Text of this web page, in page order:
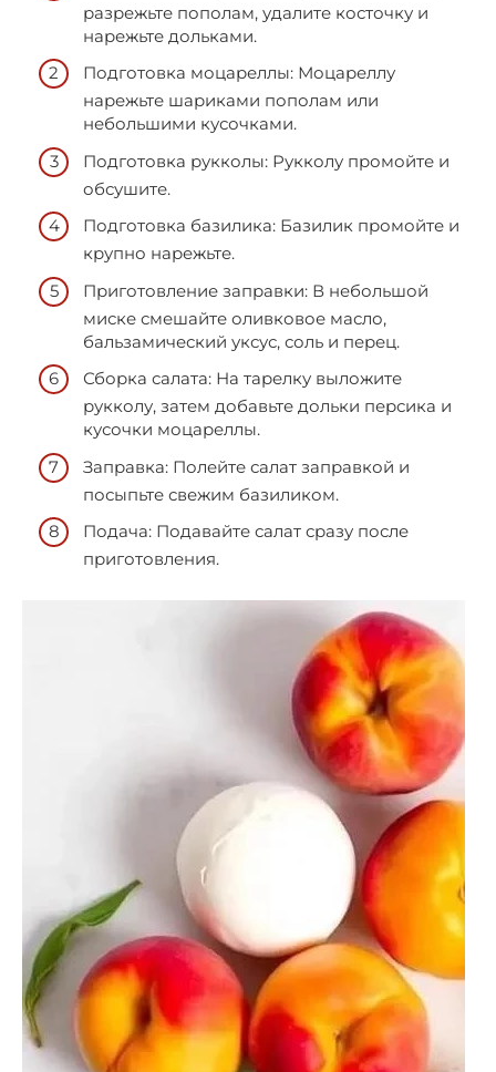
разрежьте пополам, удалите косточку и
нарежьте дольками.
Подготовка моцареллы: Моцареллу
нарежьте шариками пополам или
небольшими кусочками.
Подготовка рукколы: Рукколу промойте и
обсушите.
Подготовка базилика: Базилик промойте и
крупно нарежьте.
Приготовление заправки: В небольшой
миске смешайте оливковое масло,
бальзамический уксус, соль и перец.
Сборка салата: На тарелку выложите
рукколу, затем добавьте дольки персика и
кусочки моцареллы.
Заправка: Полейте салат заправкой и
посыпьте свежим базиликом.
Подача: Подавайте салат сразу после
приготовления.